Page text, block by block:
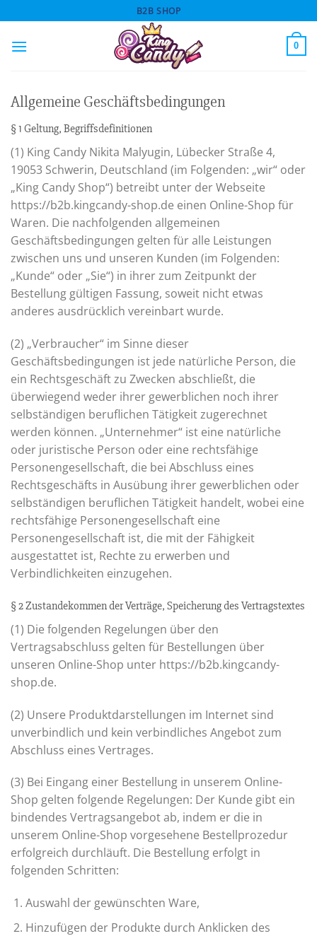
to
content
B2B SHOP
0
Allgemeine Geschäftsbedingungen
§ 1 Geltung, Begriffsdefinitionen
(1) King Candy Nikita Malyugin, Lübecker Straße 4,
19053 Schwerin, Deutschland (im Folgenden: „wir“ oder
„King Candy Shop“) betreibt unter der Webseite
https://b2b.kingcandy-shop.de einen Online-Shop für
Waren. Die nachfolgenden allgemeinen
Geschäftsbedingungen gelten für alle Leistungen
zwischen uns und unseren Kunden (im Folgenden:
„Kunde“ oder „Sie“) in ihrer zum Zeitpunkt der
Bestellung gültigen Fassung, soweit nicht etwas
anderes ausdrücklich vereinbart wurde.
(2) „Verbraucher“ im Sinne dieser
Geschäftsbedingungen ist jede natürliche Person, die
ein Rechtsgeschäft zu Zwecken abschließt, die
überwiegend weder ihrer gewerblichen noch ihrer
selbständigen beruflichen Tätigkeit zugerechnet
werden können. „Unternehmer“ ist eine natürliche
oder juristische Person oder eine rechtsfähige
Personengesellschaft, die bei Abschluss eines
Rechtsgeschäfts in Ausübung ihrer gewerblichen oder
selbständigen beruflichen Tätigkeit handelt, wobei eine
rechtsfähige Personengesellschaft eine
Personengesellschaft ist, die mit der Fähigkeit
ausgestattet ist, Rechte zu erwerben und
Verbindlichkeiten einzugehen.
§ 2 Zustandekommen der Verträge, Speicherung des Vertragstextes
(1) Die folgenden Regelungen über den
Vertragsabschluss gelten für Bestellungen über
unseren Online-Shop unter https://b2b.kingcandy-
shop.de.
(2) Unsere Produktdarstellungen im Internet sind
unverbindlich und kein verbindliches Angebot zum
Abschluss eines Vertrages.
(3) Bei Eingang einer Bestellung in unserem Online-
Shop gelten folgende Regelungen: Der Kunde gibt ein
bindendes Vertragsangebot ab, indem er die in
unserem Online-Shop vorgesehene Bestellprozedur
erfolgreich durchläuft. Die Bestellung erfolgt in
folgenden Schritten:
Auswahl der gewünschten Ware,
Hinzufügen der Produkte durch Anklicken des